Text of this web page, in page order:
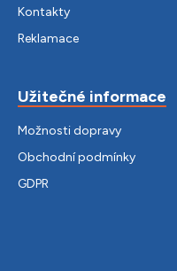
Kontakty
Reklamace
Užitečné informace
Možnosti dopravy
Obchodní podmínky
GDPR